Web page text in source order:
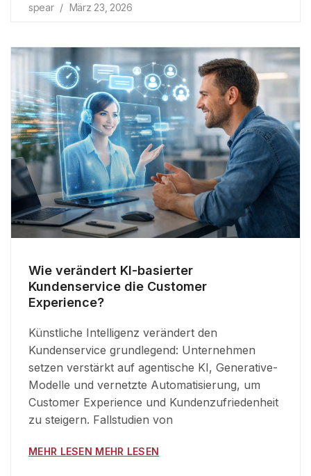
spear März 23, 2026
Wie verändert KI-basierter
Kundenservice die Customer
Experience?
Künstliche Intelligenz verändert den
Kundenservice grundlegend: Unternehmen
setzen verstärkt auf agentische KI, Generative-
Modelle und vernetzte Automatisierung, um
Customer Experience und Kundenzufriedenheit
zu steigern. Fallstudien von
MEHR LESEN MEHR LESEN